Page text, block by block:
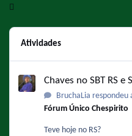
Atividades
Chaves no SBT RS e
BruchaLia respondeu
Fórum Único Chespirito
Teve hoje no RS?